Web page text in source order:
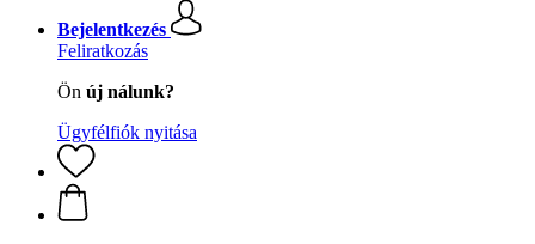
Bejelentkezés
Feliratkozás
Ön új nálunk?
Ügyfélfiók nyitása